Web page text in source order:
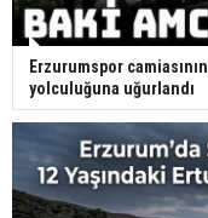
Erzurumspor
yolculuğuna uğurlandı